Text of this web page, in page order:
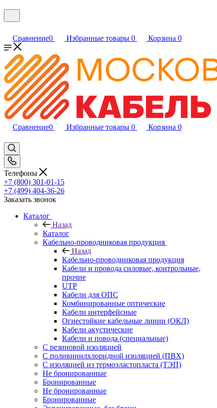
Сравнение0 Избранные товары 0 Корзина 0
Сравнение0 Избранные товары 0 Корзина 0
Телефоны
+7 (800) 301-01-15
+7 (499) 404-36-26
Заказать звонок
Каталог
Назад
Каталог
Кабельно-проводниковая продукция
Назад
Кабельно-проводниковая продукция
Кабели и провода силовые, контрольные,
прочие
UTP
Кабели для ОПС
Комбинированные оптические
Кабели интерфейсные
Огнестойкие кабельные линии (ОКЛ)
Кабели акустические
Кабели и повода (специальные)
С резиновой изоляцией
С поливинилхлоридной изоляцией (ПВХ)
С изоляцией из термоэластопласта (ТЭП)
Не бронированные
Бронированные
Не бронированные
Бронированные